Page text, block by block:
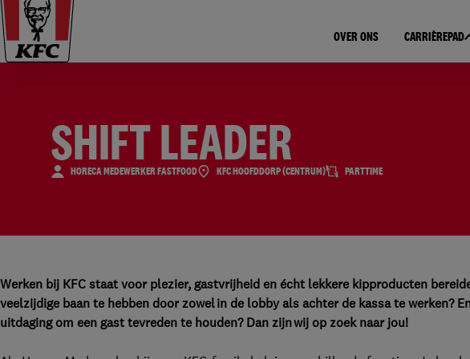
OVER ONS CARRIÈREPAD
SHIFT LEADER
HORECA MEDEWERKER FASTFOOD KFC HOOFDDORP (CENTRUM) PARTTIME
Werken bij KFC staat voor plezier, gastvrijheid en écht lekkere kipproducten
veelzijdige baan te hebben door zowel in de lobby als achter de kassa te werken?
uitdaging om een gast tevreden te houden? Dan zijn wij op zoek naar jou!